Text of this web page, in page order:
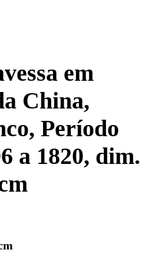
em
China,
Período
a 1820, dim.